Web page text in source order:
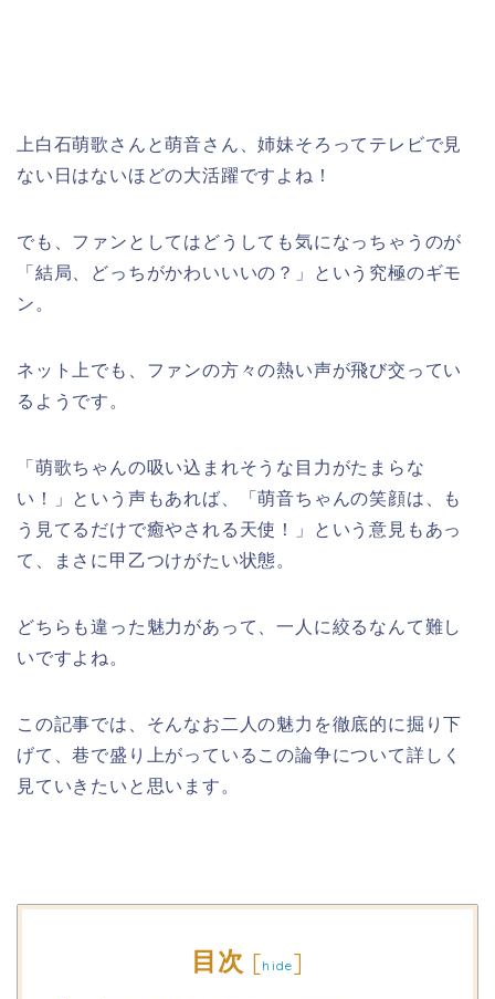
上白石萌歌さんと萌音さん、姉妹そろってテレビで見
ない日はないほどの大活躍ですよね！
でも、ファンとしてはどうしても気になっちゃうのが
「結局、どっちがかわいいいの？」という究極のギモ
ン。
ネット上でも、ファンの方々の熱い声が飛び交ってい
るようです。
「萌歌ちゃんの吸い込まれそうな目力がたまらな
い！」という声もあれば、「萌音ちゃんの笑顔は、も
う見てるだけで癒やされる天使！」という意見もあっ
て、まさに甲乙つけがたい状態。
どちらも違った魅力があって、一人に絞るなんて難し
いですよね。
この記事では、そんなお二人の魅力を徹底的に掘り下
げて、巷で盛り上がっているこの論争について詳しく
見ていきたいと思います。
目次 [hide]